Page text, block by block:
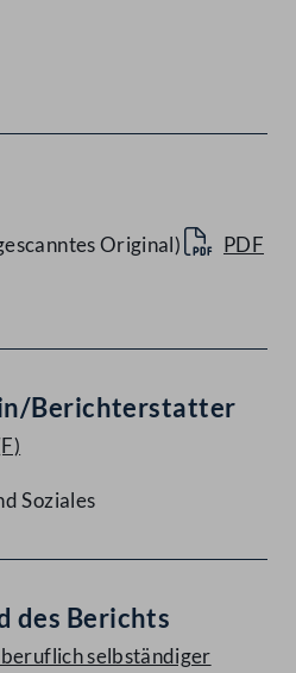
Original)
PDF
Berichterstatter
Soziales
des Berichts
selbständiger